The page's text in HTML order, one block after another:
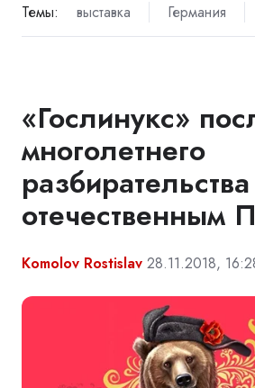
Темы: выставка Германия
«Гослинукс»
многолетнего
отечественным
Komolov Rostislav 28.11.2018,